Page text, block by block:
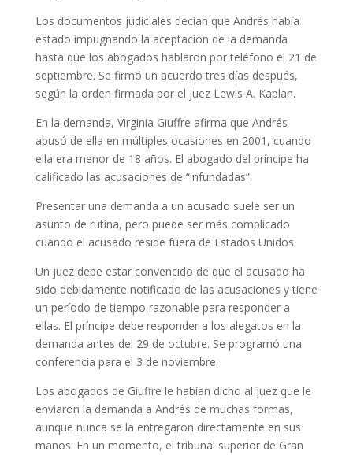
Los documentos judiciales decían que Andrés había
estado impugnando la aceptación de la demanda
hasta que los abogados hablaron por teléfono el 21 de
septiembre. Se firmó un acuerdo tres días después,
según la orden firmada por el juez Lewis A. Kaplan.
En la demanda, Virginia Giuffre afirma que Andrés
abusó de ella en múltiples ocasiones en 2001, cuando
ella era menor de 18 años. El abogado del príncipe ha
calificado las acusaciones de “infundadas”.
Presentar una demanda a un acusado suele ser un
asunto de rutina, pero puede ser más complicado
cuando el acusado reside fuera de Estados Unidos.
Un juez debe estar convencido de que el acusado ha
sido debidamente notificado de las acusaciones y tiene
un período de tiempo razonable para responder a
ellas. El príncipe debe responder a los alegatos en la
demanda antes del 29 de octubre. Se programó una
conferencia para el 3 de noviembre.
Los abogados de Giuffre le habían dicho al juez que le
enviaron la demanda a Andrés de muchas formas,
aunque nunca se la entregaron directamente en sus
manos. En un momento, el tribunal superior de Gran